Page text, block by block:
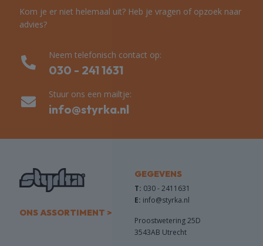
Kom je er niet helemaal uit? Heb je vragen of opzoek naar
advies?
Neem telefonisch contact op:
030 - 241 1631
Stuur ons een mailtje:
info@styrka.nl
ONS ASSORTIMENT >
GEGEVENS
T: 030 - 2411631
E: info@styrka.nl
Proostwetering 25D
3543AB Utrecht